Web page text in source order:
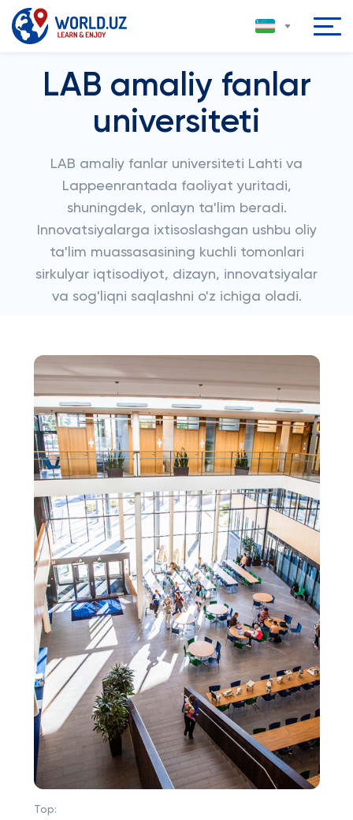
LAB amaliy fanlar
universiteti
LAB amaliy fanlar universiteti Lahti va
Lappeenrantada faoliyat yuritadi,
shuningdek, onlayn ta'lim beradi.
Innovatsiyalarga ixtisoslashgan ushbu oliy
ta'lim muassasasining kuchli tomonlari
sirkulyar iqtisodiyot, dizayn, innovatsiyalar
va sog'liqni saqlashni o'z ichiga oladi.
Top: